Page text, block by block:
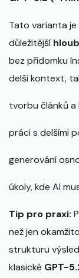
Tato varianta je
důležitější
bez přídomku
delší kontext,
tvorbu článků
práci s delšími
generování
úkoly, kde AI
Tip pro praxi:
než jen
strukturu
klasické GPT-